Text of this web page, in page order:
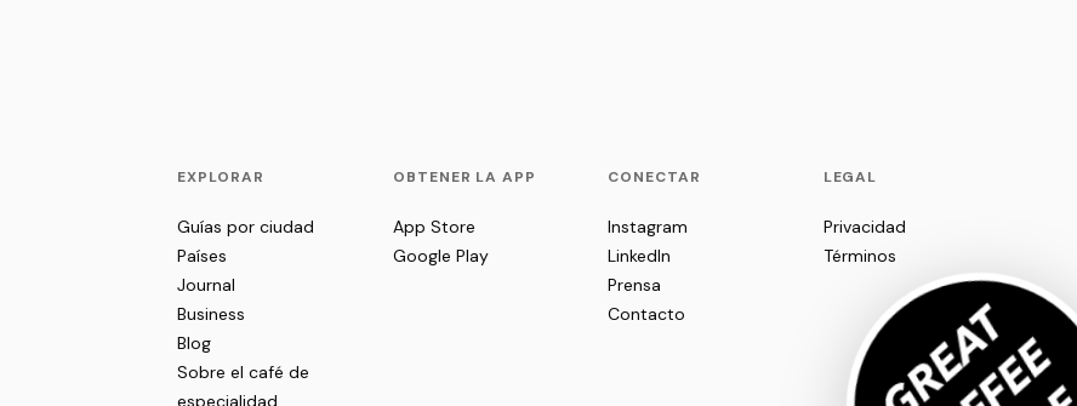
EXPLORAR
Guías por ciudad
Países
Journal
Business
Blog
Sobre el café de
especialidad
OBTENER LA APP
App Store
Google Play
CONECTAR
Instagram
LinkedIn
Prensa
Contacto
LEGAL
Privacidad
Términos